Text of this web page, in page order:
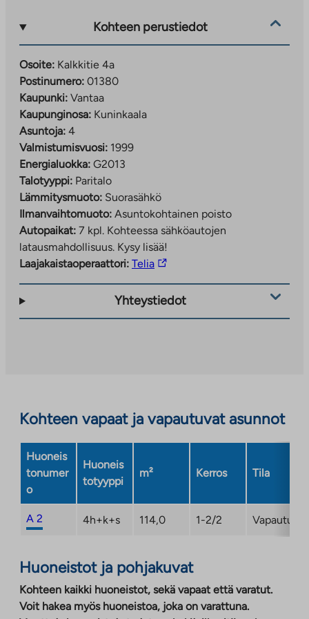
Kohteen perustiedot
Osoite: Kalkkitie 4a
Postinumero: 01380
Kaupunki: Vantaa
Kaupunginosa: Kuninkaala
Asuntoja: 4
Valmistumisvuosi: 1999
Energialuokka: G2013
Talotyyppi: Paritalo
Lämmitysmuoto: Suorasähkö
Ilmanvaihtomuoto: Asuntokohtainen poisto
Autopaikat: 7 kpl. Kohteessa sähköautojen
latausmahdollisuus. Kysy lisää!
Laajakaistaoperaattori: TeliaLinkki
ulkopuoliseen
Yhteystiedot
Kohteen vapaat ja vapautuvat asunnot
Huoneis
tonumer
o
Huoneis
totyyppi
m² Kerros Tila
A 2 4h+k+s 114,0 1-2/2
Huoneistot ja pohjakuvat
Kohteen kaikki huoneistot, sekä vapaat että varatut.
Voit hakea myös huoneistoa, joka on varattuna.